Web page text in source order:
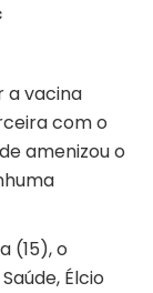
a vacina
com o
amenizou o
(15), o
Élcio